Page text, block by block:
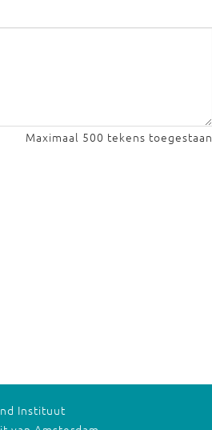
Maximaal 500 tekens toegestaan
Instituut